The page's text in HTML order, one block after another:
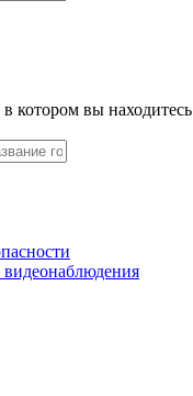
котором вы находитесь